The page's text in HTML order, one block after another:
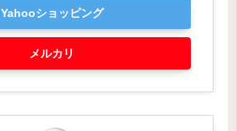
Yahooショッピング
メルカリ